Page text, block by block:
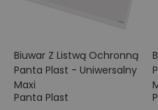
Biuwar Z Listwą Ochronną
Panta Plast - Uniwersalny
Maxi
Panta Plast